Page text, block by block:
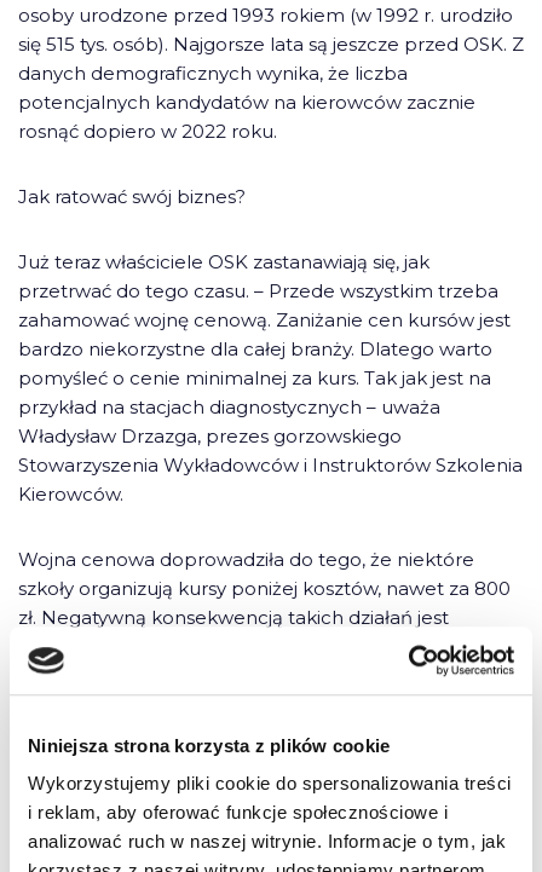
Niniejsza strona korzysta z plików cookie
Wykorzystujemy pliki cookie do spersonalizowania treści
i reklam, aby oferować funkcje społecznościowe i
analizować ruch w naszej witrynie. Informacje o tym, jak
osoby urodzone przed 1993 rokiem (w 1992 r. urodziło
się 515 tys. osób). Najgorsze lata są jeszcze przed OSK. Z
danych demograficznych wynika, że liczba
potencjalnych kandydatów na kierowców zacznie
rosnąć dopiero w 2022 roku.
Jak ratować swój biznes?
Już teraz właściciele OSK zastanawiają się, jak
przetrwać do tego czasu. – Przede wszystkim trzeba
zahamować wojnę cenową. Zaniżanie cen kursów jest
bardzo niekorzystne dla całej branży. Dlatego warto
pomyśleć o cenie minimalnej za kurs. Tak jak jest na
przykład na stacjach diagnostycznych – uważa
Władysław Drzazga, prezes gorzowskiego
Stowarzyszenia Wykładowców i Instruktorów Szkolenia
Kierowców.
Wojna cenowa doprowadziła do tego, że niektóre
szkoły organizują kursy poniżej kosztów, nawet za 800
zł. Negatywną konsekwencją takich działań jest
obniżenie poziomu szkolenia kandydatów na
kierowców. Szkoły, które oferują najniższe ceny, nie dają
Zaniżone ceny kursów rekompensują sobie na
wydatkach na pomoce naukowe czy wypłatach dla
instruktorów. Zdaniem ekspertów z branży ceny
kursów powinny powrócić do normalnego poziomu,
czyli ponad 1,5 tys. zł. Wtedy najważniejszym kryterium